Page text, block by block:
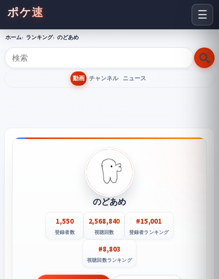
☰
ポケ速
ホーム ランキング のどあめ
動画 チャンネル ニュース
のどあめ
1,550
登録者数
2,568,840
視聴回数
#15,001
登録者ランキング
#8,803
視聴回数ランキング